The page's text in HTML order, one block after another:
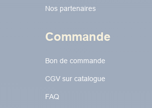
Nos partenaires
Commande
Bon de commande
CGV sur catalogue
FAQ